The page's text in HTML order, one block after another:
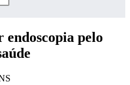
endoscopia pelo